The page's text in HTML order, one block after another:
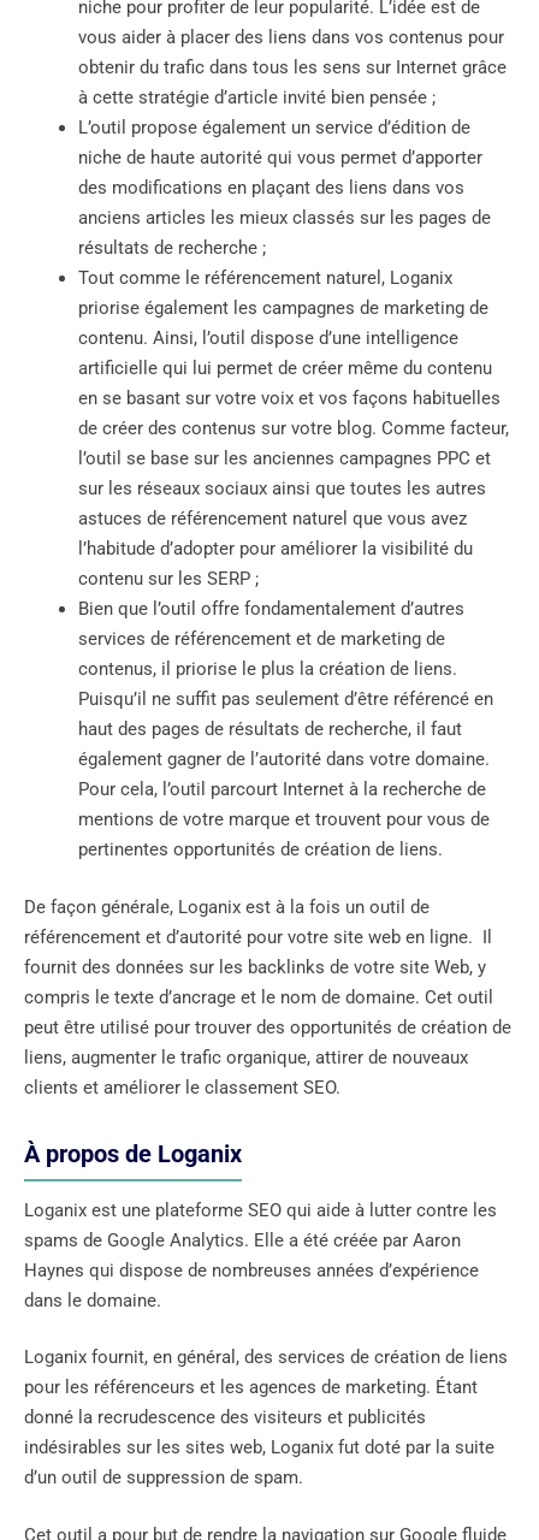
niche pour profiter de leur popularité. L’idée est de
vous aider à placer des liens dans vos contenus pour
obtenir du trafic dans tous les sens sur Internet grâce
à cette stratégie d’article invité bien pensée ;
L’outil propose également un service d’édition de
niche de haute autorité qui vous permet d’apporter
des modifications en plaçant des liens dans vos
anciens articles les mieux classés sur les pages de
résultats de recherche ;
Tout comme le référencement naturel, Loganix
priorise également les campagnes de marketing de
contenu. Ainsi, l’outil dispose d’une intelligence
artificielle qui lui permet de créer même du contenu
en se basant sur votre voix et vos façons habituelles
de créer des contenus sur votre blog. Comme facteur,
l’outil se base sur les anciennes campagnes PPC et
sur les réseaux sociaux ainsi que toutes les autres
astuces de référencement naturel que vous avez
l’habitude d’adopter pour améliorer la visibilité du
contenu sur les SERP ;
Bien que l’outil offre fondamentalement d’autres
services de référencement et de marketing de
contenus, il priorise le plus la création de liens.
Puisqu’il ne suffit pas seulement d’être référencé en
haut des pages de résultats de recherche, il faut
également gagner de l’autorité dans votre domaine.
Pour cela, l’outil parcourt Internet à la recherche de
mentions de votre marque et trouvent pour vous de
pertinentes opportunités de création de liens.
De façon générale, Loganix est à la fois un outil de
référencement et d’autorité pour votre site web en ligne. Il
fournit des données sur les backlinks de votre site Web, y
compris le texte d’ancrage et le nom de domaine. Cet outil
peut être utilisé pour trouver des opportunités de création de
liens, augmenter le trafic organique, attirer de nouveaux
clients et améliorer le classement SEO.
À propos de Loganix
Loganix est une plateforme SEO qui aide à lutter contre les
spams de Google Analytics. Elle a été créée par Aaron
Haynes qui dispose de nombreuses années d’expérience
dans le domaine.
Loganix fournit, en général, des services de création de liens
pour les référenceurs et les agences de marketing. Étant
donné la recrudescence des visiteurs et publicités
indésirables sur les sites web, Loganix fut doté par la suite
d’un outil de suppression de spam.
Cet outil a pour but de rendre la navigation sur Google fluide